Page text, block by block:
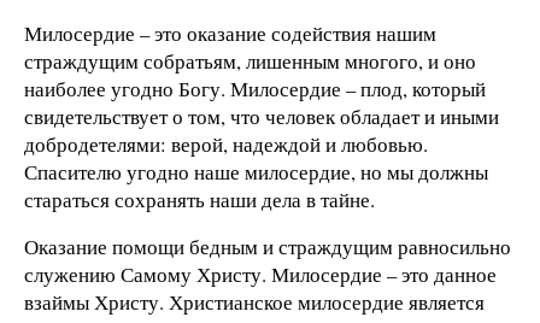
Милосердие – это оказание содействия нашим
страждущим собратьям, лишенным многого, и оно
наиболее угодно Богу. Милосердие – плод, который
свидетельствует о том, что человек обладает и иными
добродетелями: верой, надеждой и любовью.
Спасителю угодно наше милосердие, но мы должны
стараться сохранять наши дела в тайне.
Оказание помощи бедным и страждущим равносильно
служению Самому Христу. Милосердие – это данное
взаймы Христу. Христианское милосердие является